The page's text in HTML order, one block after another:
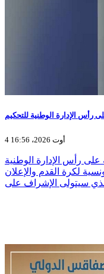
الإدارة الوطنية للتحكيم
4 أوت 2026، 16:56
رأس الإدارة الوطنية
لكرة القدم والإعلان